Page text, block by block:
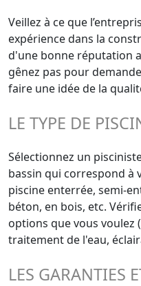
Veillez à ce que
expérience dans la
d'une bonne réputation
gênez pas pour
faire une idée de la
LE TYPE DE
Sélectionnez un
bassin qui correspond à
piscine enterrée, semi-
béton, en bois, etc.
options que vous voulez
traitement de l'eau,
LES GARANTIES